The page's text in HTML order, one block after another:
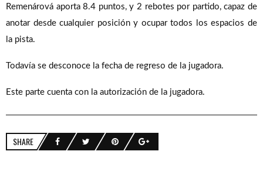
Remenárová aporta 8.4 puntos, y 2 rebotes por partido, capaz de
anotar desde cualquier posición y ocupar todos los espacios de
la pista.
Todavía se desconoce la fecha de regreso de la jugadora.
Este parte cuenta con la autorización de la jugadora.
SHARE